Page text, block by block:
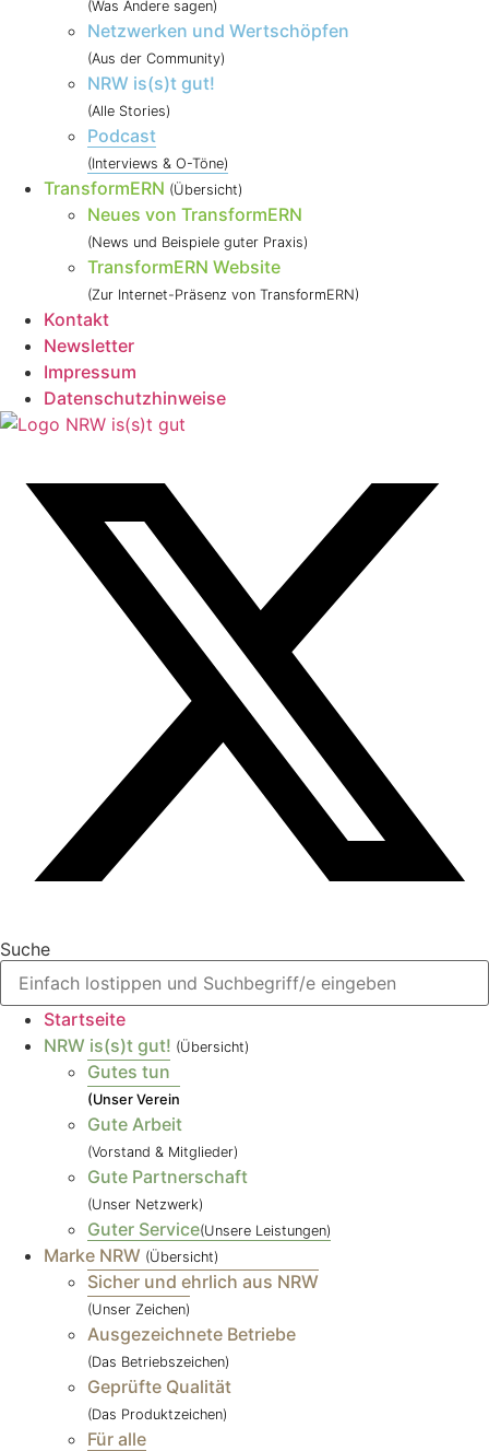
(Was Andere sagen)
Netzwerken und Wertschöpfen
(Aus der Community)
NRW is(s)t gut!
(Alle Stories)
Podcast
(Interviews & O-Töne)
TransformERN (Übersicht)
Neues von TransformERN
(News und Beispiele guter Praxis)
TransformERN Website
(Zur Internet-Präsenz von TransformERN)
Kontakt
Newsletter
Impressum
Datenschutzhinweise
Suche
Startseite
NRW is(s)t gut! (Übersicht)
Gutes tun
(Unser Verein
Gute Arbeit
(Vorstand & Mitglieder)
Gute Partnerschaft
(Unser Netzwerk)
Guter Service(Unsere Leistungen)
Marke NRW (Übersicht)
Sicher und ehrlich aus NRW
(Unser Zeichen)
Ausgezeichnete Betriebe
(Das Betriebszeichen)
Geprüfte Qualität
(Das Produktzeichen)
Für alle